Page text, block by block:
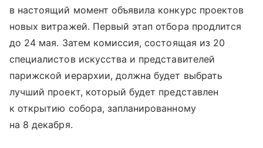
в настоящий момент объявила конкурс проектов
новых витражей. Первый этап отбора продлится
до 24 мая. Затем комиссия, состоящая из 20
специалистов искусства и представителей
парижской иерархии, должна будет выбрать
лучший проект, который будет представлен
к открытию собора, запланированному
на 8 декабря.